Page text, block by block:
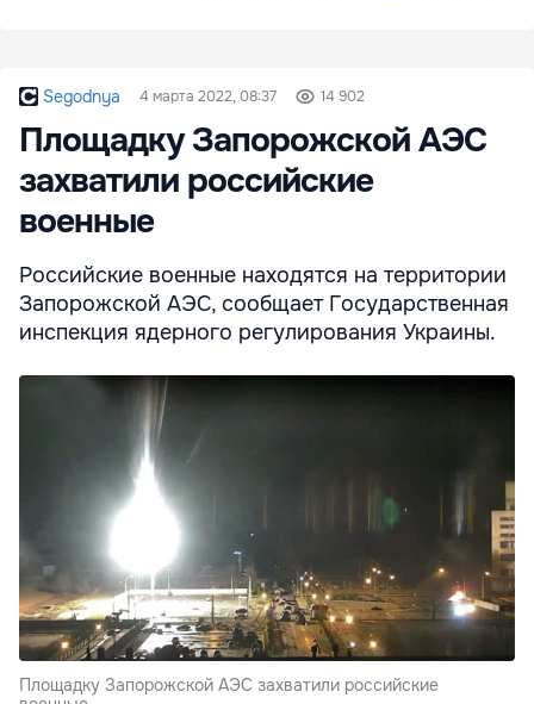
Segodnya 4 марта 2022, 08:37 14 902
Площадку Запорожской АЭС
захватили российские
военные
Российские военные находятся на территории
Запорожской АЭС, сообщает Государственная
инспекция ядерного регулирования Украины.
Площадку Запорожской АЭС захватили российские